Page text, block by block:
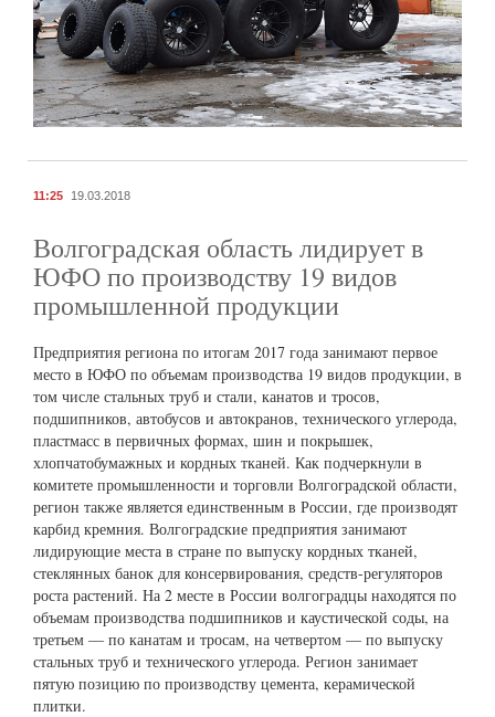
11:25 19.03.2018
Волгоградская область лидирует в
ЮФО по производству 19 видов
промышленной продукции
Предприятия региона по итогам 2017 года занимают первое
место в ЮФО по объемам производства 19 видов продукции, в
том числе стальных труб и стали, канатов и тросов,
подшипников, автобусов и автокранов, технического углерода,
пластмасс в первичных формах, шин и покрышек,
хлопчатобумажных и кордных тканей. Как подчеркнули в
комитете промышленности и торговли Волгоградской области,
регион также является единственным в России, где производят
карбид кремния. Волгоградские предприятия занимают
лидирующие места в стране по выпуску кордных тканей,
стеклянных банок для консервирования, средств-регуляторов
роста растений. На 2 месте в России волгоградцы находятся по
объемам производства подшипников и каустической соды, на
третьем — по канатам и тросам, на четвертом — по выпуску
стальных труб и технического углерода. Регион занимает
пятую позицию по производству цемента, керамической
плитки.